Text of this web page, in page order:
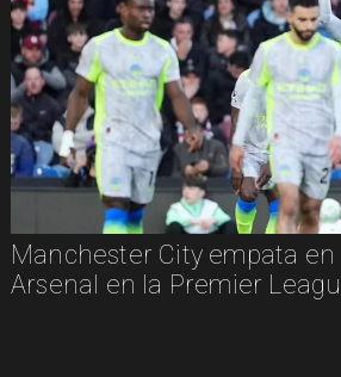
Manchester City empata en
Arsenal en la Premier